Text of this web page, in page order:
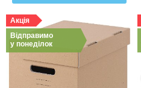
Акція
Відправимо
у понеділок